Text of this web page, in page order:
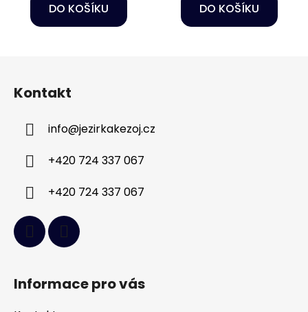
DO KOŠÍKU DO KOŠÍKU
Kontakt
info@jezirkakezoj.cz
+420 724 337 067
+420 724 337 067
Informace pro vás